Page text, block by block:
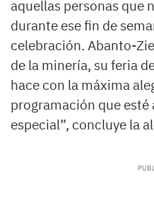
aquellas personas que
durante ese fin de
celebración. Abanto-
de la minería, su feria
hace con la máxima
programación que esté
especial”, concluye la